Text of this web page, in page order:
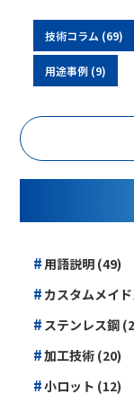
技術コラム (69)
用途事例 (9)
# 用語説明 (49)
# カスタムメイ
# ステンレス鋼
#加工技術 (20)
#小ロット (12)